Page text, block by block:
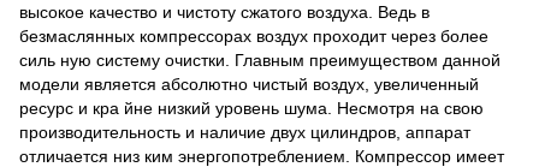
высокое качество и чистоту сжатого воздуха. Ведь в
безмаслянных компрессорах воздух проходит через более
силь ную систему очистки. Главным преимуществом данной
модели является абсолютно чистый воздух, увеличенный
ресурс и кра йне низкий уровень шума. Несмотря на свою
производительность и наличие двух цилиндров, аппарат
отличается низ ким энергопотреблением. Компрессор имеет